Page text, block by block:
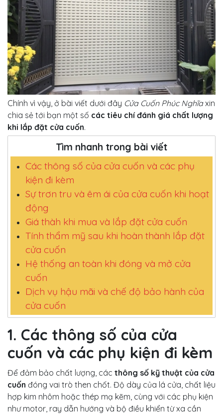
Chính vì vậy, ở bài viết dưới đây Cửa Cuốn Phúc Nghĩaxin
chia sẻ tới bạn một số các tiêu chí đánh giá chất lượng
khi lắp đặt cửa cuốn.
Tìm nhanh trong bài viết
Các thông số của cửa cuốn và các phụ
kiện đi kèm
Sự trơn tru và êm ái của cửa cuốn khi hoạt
động
Giá thàh khi mua và lắp đặt cửa cuốn
Tính thẩm mỹ sau khi hoàn thành lắp đặt
cửa cuốn
Hệ thống an toàn khi đóng và mở cửa
cuốn
Dịch vụ hậu mãi và chế độ bảo hành của
cửa cuốn
1. Các thông số của cửa
cuốn và các phụ kiện đi kèm
Để đảm bảo chất lượng, các thông số kỹ thuật của cửa
cuốn đóng vai trò then chốt. Độ dày của lá cửa, chất liệu
hợp kim nhôm hoặc thép mạ kẽm, cùng với các phụ kiện
như motor, ray dẫn hướng và bộ điều khiển từ xa cần